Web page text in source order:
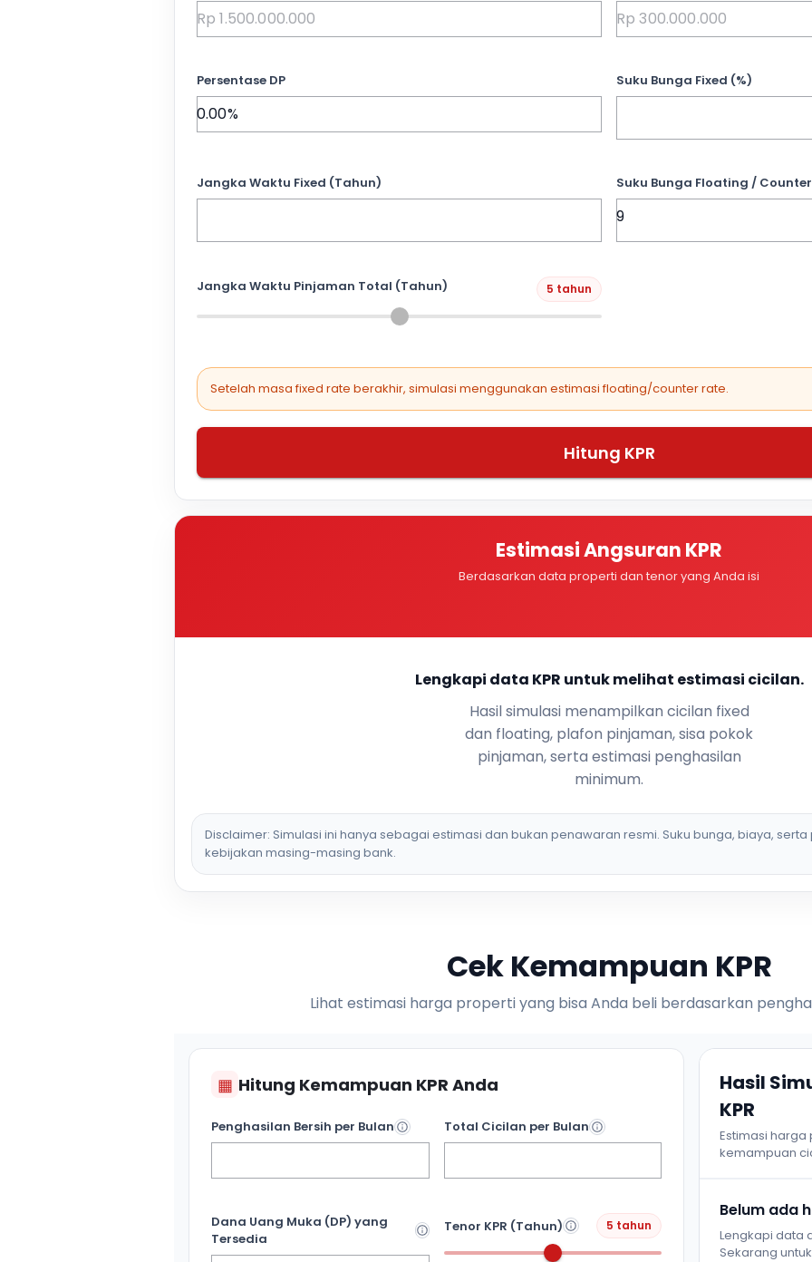
Persentase DP Suku Bunga Fixed (%)
Jangka Waktu Fixed (Tahun) Suku Bunga Floating /
Jangka Waktu Pinjaman Total (Tahun) 5 tahun
Setelah masa fixed rate berakhir, simulasi menggunakan estimasi floating/counter rate.
Hitung KPR
Estimasi Angsuran KPR
Berdasarkan data properti dan tenor yang Anda isi
Lengkapi data KPR untuk melihat estimasi cicilan.
Hasil simulasi menampilkan cicilan fixed
dan floating, plafon pinjaman, sisa pokok
pinjaman, serta estimasi penghasilan
minimum.
Disclaimer: Simulasi ini hanya sebagai estimasi dan bukan penawaran resmi. Suku bunga, biaya,
kebijakan masing-masing bank.
Cek Kemampuan KPR
Lihat estimasi harga properti yang bisa Anda beli berdasarkan
▦ Hitung Kemampuan KPR Anda
Penghasilan Bersih per Bulan Total Cicilan per Bulan
Dana Uang Muka (DP) yang
Tersedia
Tenor KPR (Tahun) 5 tahun
Hasil
KPR
Estimasi
kemampuan
Belum ada
Lengkapi data
Sekarang